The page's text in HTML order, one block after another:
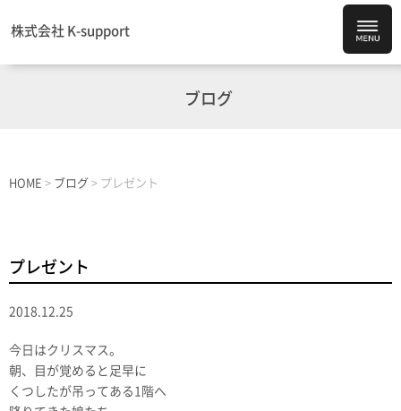
株式会社 K-support
ブログ
HOME > ブログ > プレゼント
プレゼント
2018.12.25
今日はクリスマス。
朝、目が覚めると足早に
くつしたが吊ってある1階へ